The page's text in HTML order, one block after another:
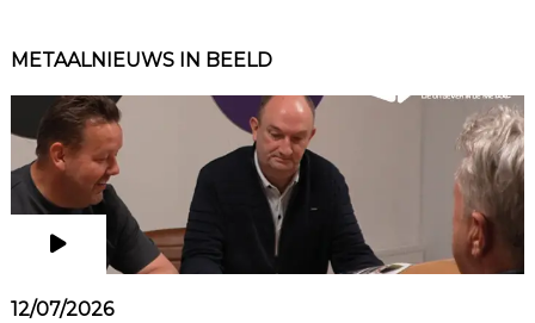
METAALNIEUWS IN BEELD
12/07/2026